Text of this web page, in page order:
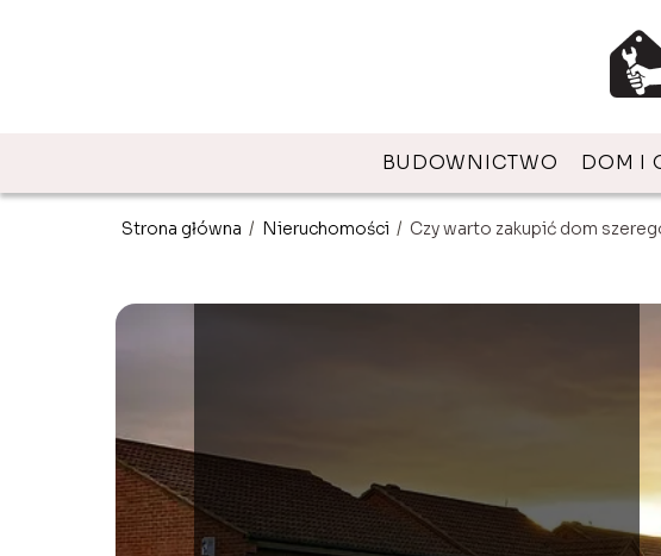
BUDOWNICTWO DOM I
Strona główna / Nieruchomości / Czy warto zakupić dom